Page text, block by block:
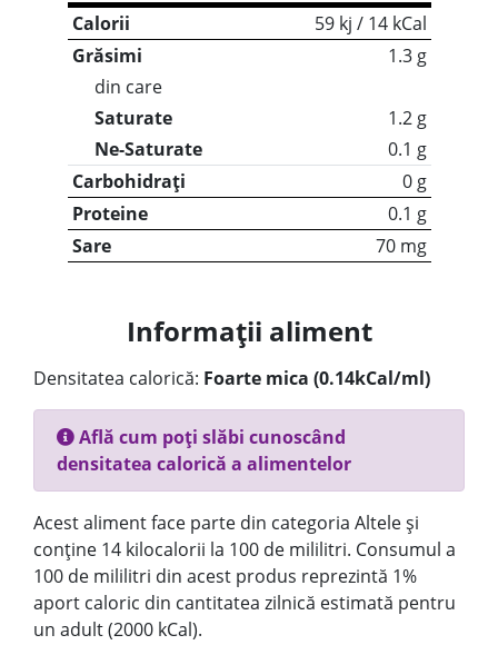
Calorii
59 kj / 14 kCal
Grăsimi
1.3 g
din care
Saturate
1.2 g
Ne-Saturate
0.1 g
Carbohidrați
0 g
Proteine
0.1 g
Sare
70 mg
Informații aliment
Densitatea calorică: Foarte mica (0.14kCal/ml)
Află cum poți slăbi cunoscând
densitatea calorică a alimentelor
Acest aliment face parte din categoria Altele și
conține 14 kilocalorii la 100 de mililitri. Consumul a
100 de mililitri din acest produs reprezintă 1%
aport caloric din cantitatea zilnică estimată pentru
un adult (2000 kCal).